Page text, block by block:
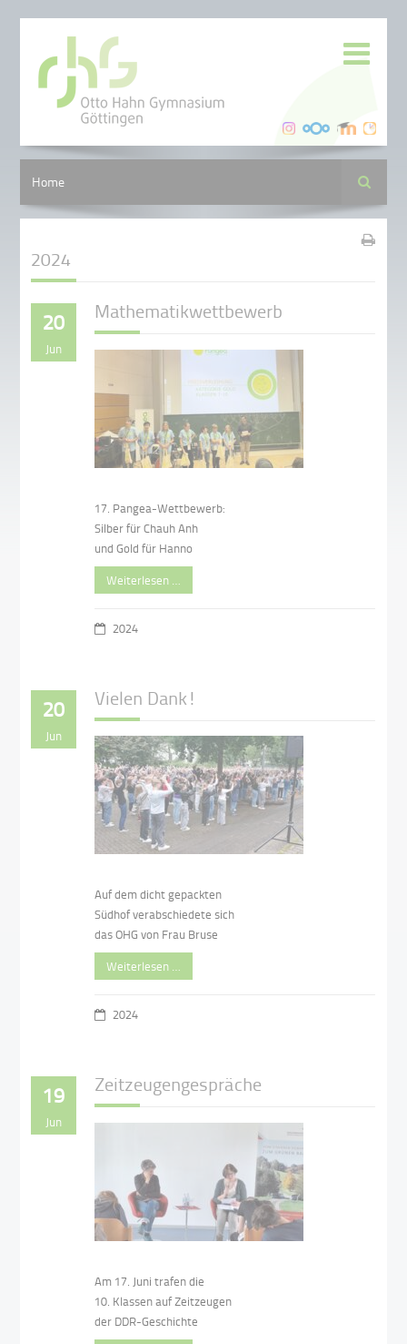
Home Suche
2024
20
Jun
Mathematikwettbewerb
17. Pangea-Wettbewerb:
Silber für Chauh Anh
und Gold für Hanno
Weiterlesen …
2024
20
Jun
Vielen Dank!
Auf dem dicht gepackten
Südhof verabschiedete sich
das OHG von Frau Bruse
Weiterlesen …
2024
19
Jun
Zeitzeugengespräche
Am 17. Juni trafen die
10. Klassen auf Zeitzeugen
der DDR-Geschichte